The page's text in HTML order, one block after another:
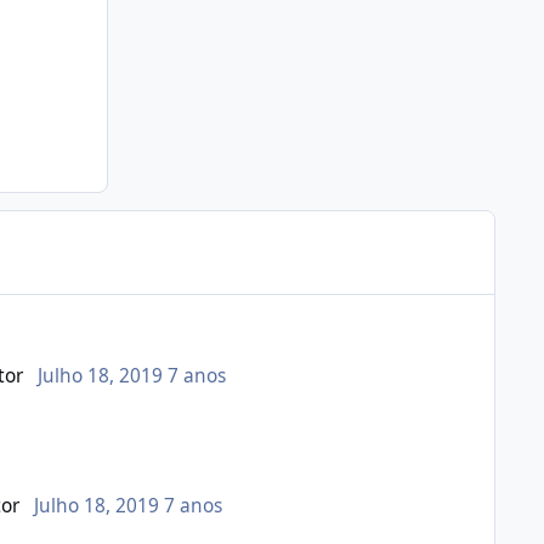
Julho 18, 20197 anos
Julho 18, 20197 anos